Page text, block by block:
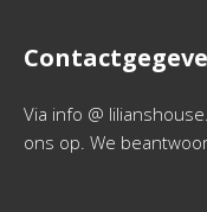
Via info @
ons op. We